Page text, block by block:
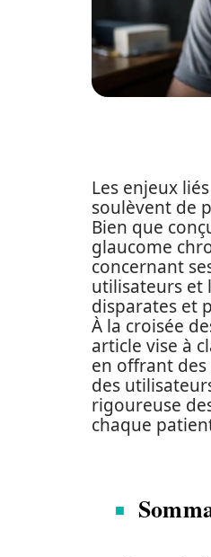
Les enjeux
soulèvent de
Bien que
glaucome
concernant
utilisateurs et
disparates et
À la croisée
article vise à
en offrant
des
rigoureuse
chaque